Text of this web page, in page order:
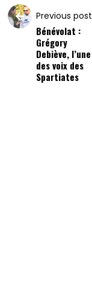
Previous post
Bénévolat :
Grégory
Debiève, l’une
des voix des
Spartiates